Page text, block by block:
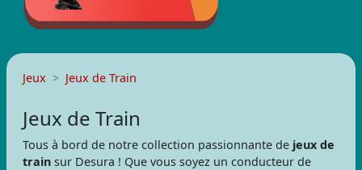
Jeux Jeux de Train
Jeux de Train
Tous à bord de notre collection passionnante de jeux de
train sur Desura ! Que vous soyez un conducteur de